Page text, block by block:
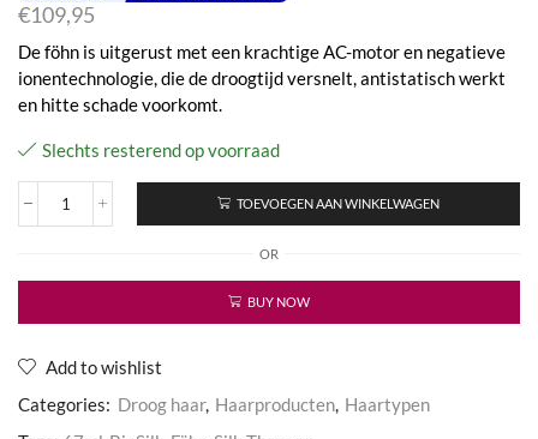
€109,95
De föhn is uitgerust met een krachtige AC-motor en negatieve
ionentechnologie, die de droogtijd versnelt, antistatisch werkt
en hitte schade voorkomt.
Slechts resterend op voorraad
Föhn
TOEVOEGEN AAN WINKELWAGEN
OR
BUY NOW
Add to wishlist
Categories: Droog haar, Haarproducten, Haartypen